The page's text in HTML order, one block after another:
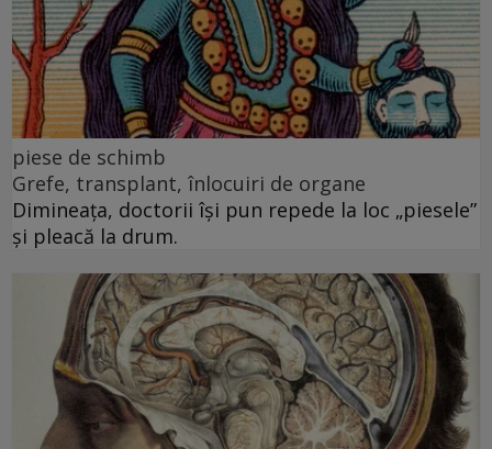
piese de schimb
Grefe, transplant, înlocuiri de organe
Dimineața, doctorii își pun repede la loc „piesele”
și pleacă la drum.